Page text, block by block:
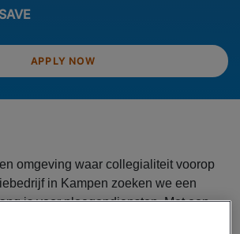
APPLY NOW
SAVE
omgeving waar collegialiteit voorop
in Kampen zoeken we een
is voor ploegendiensten. Met een